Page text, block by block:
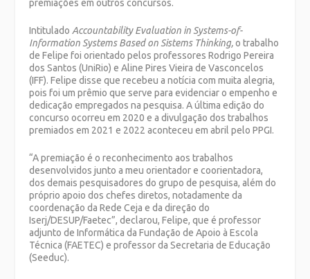
premiações em outros concursos.
Intitulado Accountability Evaluation in Systems-of-
Information Systems Based on Sistems Thinking,o trabalho
de Felipe foi orientado pelos professores Rodrigo Pereira
dos Santos (UniRio) e Aline Pires Vieira de Vasconcelos
(IFF). Felipe disse que recebeu a notícia com muita alegria,
pois foi um prêmio que serve para evidenciar o empenho e
dedicação empregados na pesquisa. A última edição do
concurso ocorreu em 2020 e a divulgação dos trabalhos
premiados em 2021 e 2022 aconteceu em abril pelo PPGI.
“A premiação é o reconhecimento aos trabalhos
desenvolvidos junto a meu orientador e coorientadora,
dos demais pesquisadores do grupo de pesquisa, além do
próprio apoio dos chefes diretos, notadamente da
coordenação da Rede Ceja e da direção do
Iserj/DESUP/Faetec”, declarou, Felipe, que é professor
adjunto de Informática da Fundação de Apoio à Escola
Técnica (FAETEC) e professor da Secretaria de Educação
(Seeduc).